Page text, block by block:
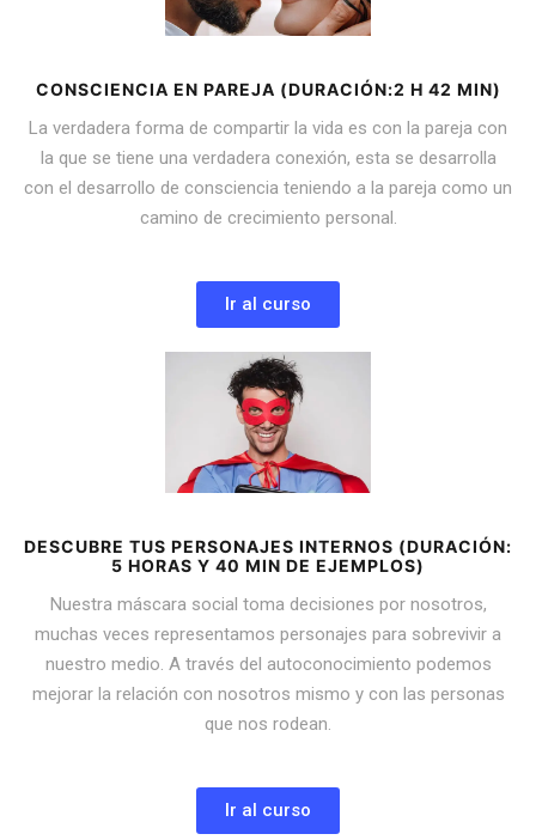
CONSCIENCIA EN PAREJA (DURACIÓN:2 H 42 MIN)
La verdadera forma de compartir la vida es con la pareja con
la que se tiene una verdadera conexión, esta se desarrolla
con el desarrollo de consciencia teniendo a la pareja como un
camino de crecimiento personal.
Ir al curso
DESCUBRE TUS PERSONAJES INTERNOS (DURACIÓN:
5 HORAS Y 40 MIN DE EJEMPLOS)
Nuestra máscara social toma decisiones por nosotros,
muchas veces representamos personajes para sobrevivir a
nuestro medio. A través del autoconocimiento podemos
mejorar la relación con nosotros mismo y con las personas
que nos rodean.
Ir al curso